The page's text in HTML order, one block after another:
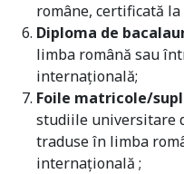
române, certificată
Diploma de
limba română sau
internațională;
Foile matricole/
studiile universitare
traduse în limba
internațională ;